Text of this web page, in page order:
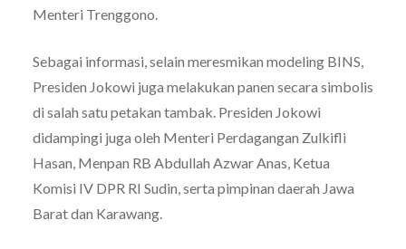
Menteri Trenggono.
Sebagai informasi, selain meresmikan modeling BINS,
Presiden Jokowi juga melakukan panen secara simbolis
di salah satu petakan tambak. Presiden Jokowi
didampingi juga oleh Menteri Perdagangan Zulkifli
Hasan, Menpan RB Abdullah Azwar Anas, Ketua
Komisi IV DPR RI Sudin, serta pimpinan daerah Jawa
Barat dan Karawang.